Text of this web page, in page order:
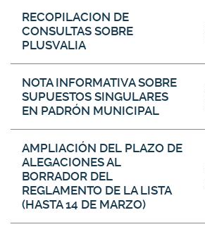
RECOPILACION DE
CONSULTAS SOBRE
PLUSVALIA
NOTA INFORMATIVA SOBRE
SUPUESTOS SINGULARES
EN PADRÓN MUNICIPAL
AMPLIACIÓN DEL PLAZO DE
ALEGACIONES AL
BORRADOR DEL
REGLAMENTO DE LA LISTA
(HASTA 14 DE MARZO)